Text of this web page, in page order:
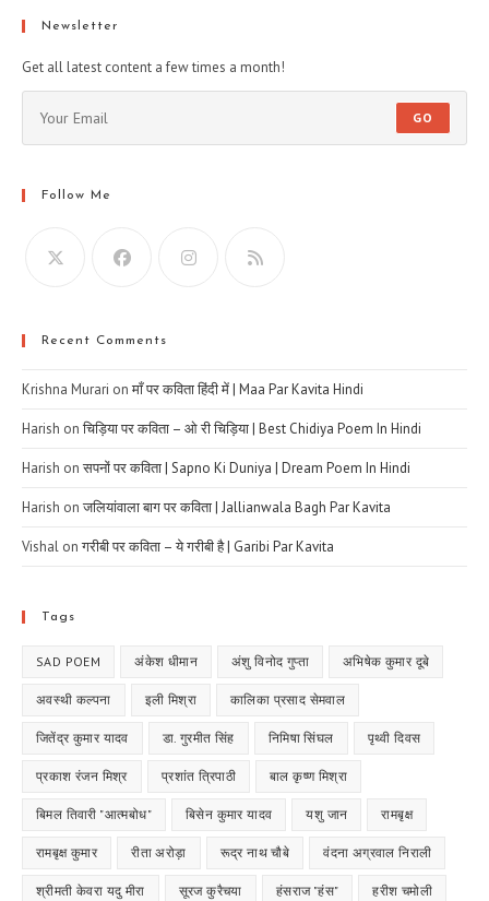
Newsletter
Get all latest content a few times a month!
GO
Follow Me
Recent Comments
Krishna Murari onमाँ पर कविता हिंदी में | Maa Par Kavita Hindi
Harish onचिड़िया पर कविता – ओ री चिड़िया | Best Chidiya Poem In Hindi
Harish onसपनों पर कविता | Sapno Ki Duniya | Dream Poem In Hindi
Harish onजलियांवाला बाग पर कविता | Jallianwala Bagh Par Kavita
Vishal onगरीबी पर कविता – ये गरीबी है | Garibi Par Kavita
Tags
SAD POEM अंकेश धीमान अंशु विनोद गुप्ता अभिषेक कुमार दूबे
अवस्थी कल्पना इली मिश्रा कालिका प्रसाद सेमवाल
जितेंद्र कुमार यादव डा. गुरमीत सिंह निमिषा सिंघल पृथ्वी दिवस
प्रकाश रंजन मिश्र प्रशांत त्रिपाठी बाल कृष्ण मिश्रा
बिमल तिवारी "आत्मबोध" बिसेन कुमार यादव यशु जान रामबृक्ष
रामबृक्ष कुमार रीता अरोड़ा रूद्र नाथ चौबे वंदना अग्रवाल निराली
श्रीमती केवरा यदु मीरा सूरज कुरैचया हंसराज "हंस" हरीश चमोली